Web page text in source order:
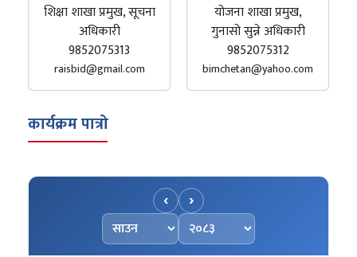
शिक्षा शाखा प्रमुख, सूचना
अधिकारी
9852075313
raisbid@gmail.com
योजना शाखा प्रमुख,
गुनासो सुन्ने अधिकारी
9852075312
bimchetan@yahoo.com
कार्यक्रम पात्रो
‹
महिना चयन गर्नुहोस्
वर्ष चयन गर्नुहोस्
›